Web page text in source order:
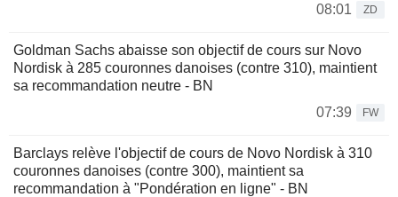
08:01
ZD
Goldman Sachs abaisse son objectif de cours sur Novo
Nordisk à 285 couronnes danoises (contre 310), maintient
sa recommandation neutre - BN
07:39
FW
Barclays relève l'objectif de cours de Novo Nordisk à 310
couronnes danoises (contre 300), maintient sa
recommandation à "Pondération en ligne" - BN